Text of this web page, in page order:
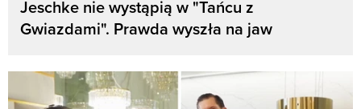
Jeschke nie wystąpią w "Tańcu z
Gwiazdami". Prawda wyszła na jaw